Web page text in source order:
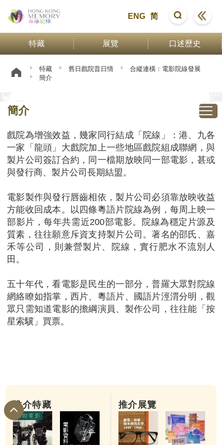
ENG 简
特藏 展覽 口述歷史
特藏 舊日戲院昔日情
合縱連橫：電影院線發展
簡介
簡介
戲院為增強效益，幾家同行結成「院線」：港、九各
一家「龍頭」大戲院加上一些地區戲院組成聯網，與
製片公司簽訂合約，同一檔期放映同一部電影，甚或
與發行商、製片公司長期結盟。
電影製作與發行唇齒相依，製片公司必須靠放映收益
方能收回成本。以四條粵語片院線為例，每周上映一
部影片，每年共需近200部電影。院線為穩定片源及
質素，往往願意斥資支持製片公司。著名的邵氏、嘉
禾等公司，則兼營製片、院線，實行肥水不流別人
田。
五十年代，看電影是民生的一部分，普羅大眾對院線
網絡瞭如指掌，西片、粵語片、國語片涇渭分明，觀
眾只需知道電影的擔綱演員、製作公司，往往能「按
星索驥」買票。
推介特藏 推介展覽